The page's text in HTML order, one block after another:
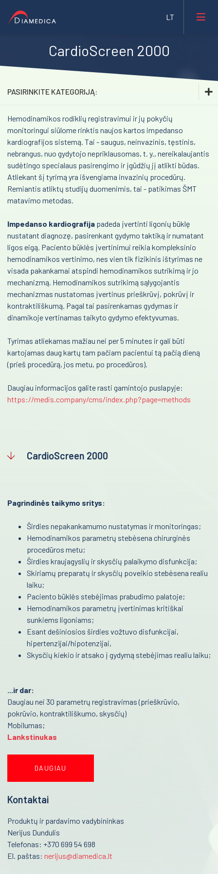
Veterinarija
Gyvybės mokslai
Mėginių transportavimo sistemos/Laboratorijos
automatizavimas
Fizioterapinė ir reabilitacinė įranga
Reanimacija ir intensyvi terapija
Pulmonologija ir alergologija
Skubi medicininė pagalba
Akušerija ir ginekologija
Laborotorinė medicina
Gastroenterologija
Onkohematologija
Endokrinologija
Psichiatrija
Neurologija
Retos ligos
Radiologija
Urologija
Genetika
Preanalitika
CardioScreen 2000
PASIRINKITE KATEGORIJĄ:
Laboratorinė medicina
Medicininė įranga ir priemonės
Inhaliacinė sedacija. Sedaconda ACD
Bristol Maid™ medicininiai baldai
Transkranijinė magnetinė stimuliacija (rTMS)
Kardiografai
Veloergometrijos sistemos
Automatiniai išoriniai defibriliatoriai
Encefalografai
Miografai
Miego tyrimai PSG
Defibriliatoriai
Multifunkciniai vežimėliai
Kraujo komponentų separatoriai
Donorų kėdės
Termoizoliaciniai krepšiai
Temperatūriniai elementai
Kraujo komponentų šildytuvai
Trombocitų inkubatoriai maišytuvai
Medicininė šaldymo įranga
Ginekologinės kėdės
Kraujo surinkimo sistemos
Venų ieškiklis
Respiratoriai ir kaukės
LEP medicininė lazerio sistema
Stereo-elektroencefalografija (SEEG)
Branduolinė medicina
Veterinarija
Mėginių transportavimo sistemos/Laboratorijos
Fizioterapinė ir reabilitacinė įranga
Hemodinamikos rodiklių registravimui ir jų pokyčių
monitoringui siūlome rinktis naujos kartos impedanso
kardiografijos sistemą. Tai - saugus, neinvazinis, tęstinis,
nebrangus, nuo gydytojo nepriklausomas, t. y., nereikalaujantis
sudėtingo specialaus pasirengimo ir įgūdžių jį atlikti būdas.
Atliekant šį tyrimą yra išvengiama invazinių procedūrų.
Remiantis atliktų studijų duomenimis, tai - patikimas ŠMT
matavimo metodas.
Impedanso kardiografija padeda įvertinti ligonių būklę
nustatant diagnozę, pasirenkant gydymo taktiką ir numatant
ligos eigą. Paciento būklės įvertinimui reikia kompleksinio
hemodinamikos vertinimo, nes vien tik fizikinis ištyrimas ne
visada pakankamai atspindi hemodinamikos sutrikimą ir jo
mechanizmą. Hemodinamikos sutrikimą sąlygojantis
mechanizmas nustatomas įvertinus prieškrūvį, pokrūvį ir
kontraktiliškumą. Pagal tai pasirenkamas gydymas ir
dinamikoje vertinamas taikyto gydymo efektyvumas.
Tyrimas atliekamas mažiau nei per 5 minutes ir gali būti
kartojamas daug kartų tam pačiam pacientui tą pačią dieną
(prieš procedūrą, jos metu, po procedūros).
Daugiau informacijos galite rasti gamintojo puslapyje:
https://medis.company/cms/index.php?page=methods
CardioScreen 2000
Pagrindinės taikymo sritys:
Širdies nepakankamumo nustatymas ir monitoringas;
Hemodinamikos parametrų stebėsena chirurginės
procedūros metu;
Širdies kraujagyslių ir skysčių palaikymo disfunkcija;
Skiriamų preparatų ir skysčių poveikio stebėsena realiu
laiku;
Paciento būklės stebėjimas prabudimo palatoje;
Hemodinamikos parametrų įvertinimas kritiškai
sunkiems ligoniams;
Esant dešiniosios širdies vožtuvo disfunkcijai,
hipertenzijai/hipotenzijai,
Skysčių kiekio ir atsako į gydymą stebėjimas realiu laiku;
...ir dar:
Daugiau nei 30 parametrų registravimas (prieškrūvio,
pokrūvio, kontraktiliškumo, skysčių)
Lankstinukas
DAUGIAU
Kontaktai
Produktų ir pardavimo vadybininkas
Nerijus Dundulis
Telefonas: +370 699 54 698
El. paštas: nerijus@diamedica.lt